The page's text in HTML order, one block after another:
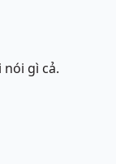
nói gì cả.